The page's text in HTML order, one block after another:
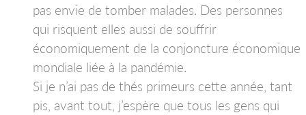
pas envie de tomber malades. Des personnes
qui risquent elles aussi de souffrir
économiquement de la conjoncture économique
mondiale liée à la pandémie.
Si je n’ai pas de thés primeurs cette année, tant
pis, avant tout, j’espère que tous les gens qui